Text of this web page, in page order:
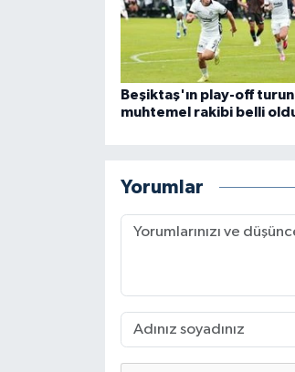
Beşiktaş'ın play-off
muhtemel rakibi belli
Yorumlar